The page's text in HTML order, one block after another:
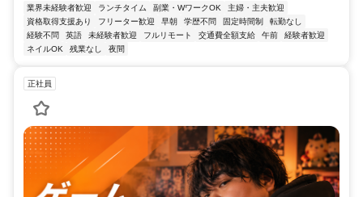
業界未経験者歓迎 ランチタイム 副業・WワークOK
主婦・主夫歓迎
資格取得支援あり
フリーター歓迎 早朝 学歴不問 固定時間制
転勤なし
経験不問
英語 未経験者歓迎 フルリモート 交通費全額支給 午前
経験者歓迎
ネイルOK
残業なし 夜間
正社員